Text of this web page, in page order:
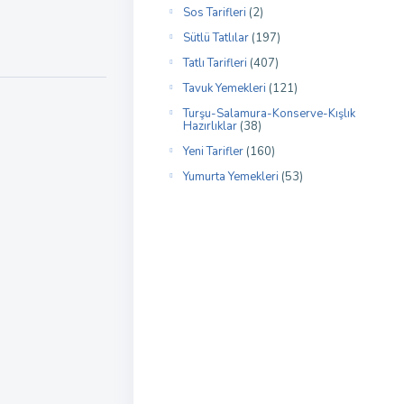
Sos Tarifleri (2)
Sütlü Tatlılar (197)
Tatlı Tarifleri (407)
Tavuk Yemekleri (121)
Turşu-Salamura-Konserve-Kışlık
Hazırlıklar (38)
Yeni Tarifler (160)
Yumurta Yemekleri (53)